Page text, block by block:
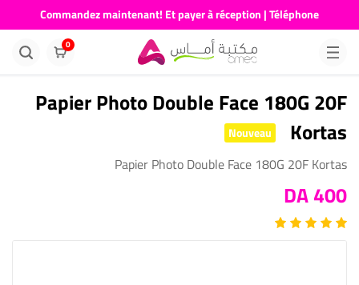
Commandez maintenant! Et payer à réception | Téléphone
676681730
0
Papier Photo Double Face 180G 20F
Kortas
Nouveau
Papier Photo Double Face 180G 20F Kortas
400 DA